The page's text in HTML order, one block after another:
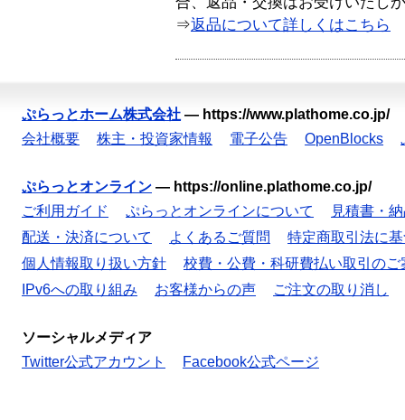
⇒返品について詳しくはこちら
ぷらっとホーム株式会社 — https://www.plathome.co.jp/
会社概要
株主・投資家情報 電子公告 OpenBlocks
ぷらっとオンライン — https://online.plathome.co.jp/
ご利用ガイド
ぷらっとオンラインについて
見積書・
配送・決済について
よくあるご質問
特定商取引法に
個人情報取り扱い方針
校費・公費・科研費払い取引のご
IPv6への取り組み
お客様からの声 ご注文の取り消し
ソーシャルメディア
Twitter公式アカウント
Facebook公式ページ